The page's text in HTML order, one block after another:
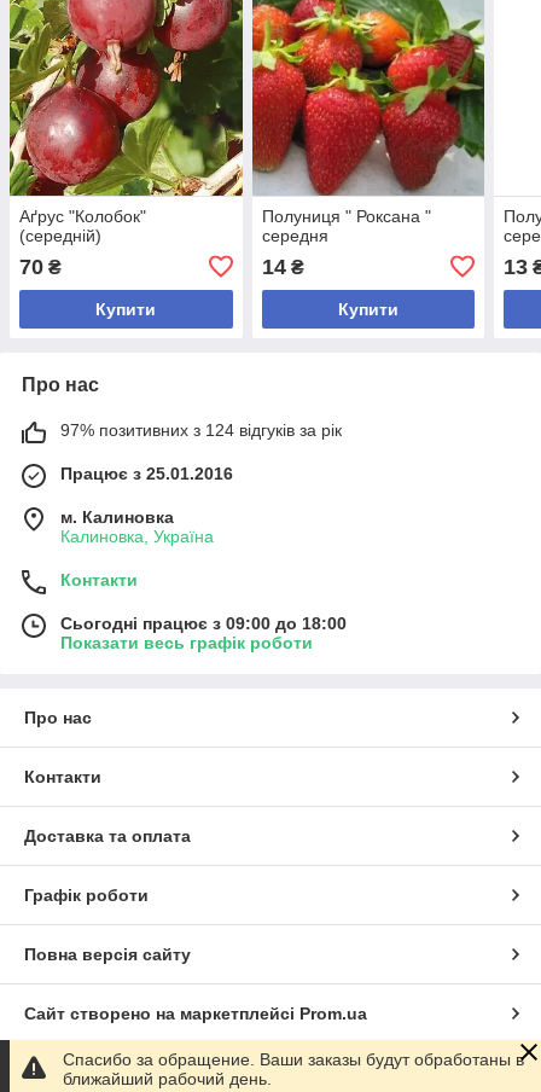
Аґрус "Колобок"
(середній)
70 ₴
Купити
Полуниця " Роксана "
середня
14₴
Купити
13
Про нас
97% позитивних з 124 відгуків за рік
Працює з 25.01.2016
м. Калиновка
Калиновка, Україна
Контакти
Сьогодні працює з 09:00 до 18:00
Показати весь графік роботи
Про нас
Контакти
Доставка та оплата
Графік роботи
Повна версія сайту
Сайт створено на маркетплейсі Prom.ua
Політика конфіденційності
Спасибо за обращение. Ваши заказы будут обработаны в
ближайший рабочий день.